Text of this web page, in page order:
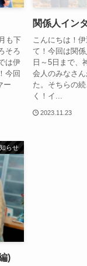
も下
そろ
は伊
今回
ー
関係人イン
こんにちは！
て！今回は関
日～5日まで、
会人のみなさ
た。そちらの
く！イ...
2023.11.23
らせ
)